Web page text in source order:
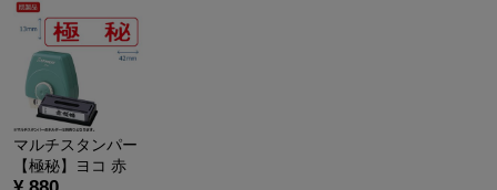
マルチスタンパー
【極秘】ヨコ 赤